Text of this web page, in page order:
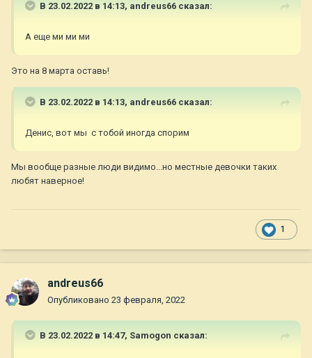
В 23.02.2022 в 14:13, andreus66 сказал:
А еще ми ми ми
Это на 8 марта оставь!
В 23.02.2022 в 14:13, andreus66 сказал:
Денис, вот мы с тобой иногда спорим
Мы вообще разные люди видимо...но местные девочки таких
любят наверное!
1
andreus66
Опубликовано 23 февраля, 2022
В 23.02.2022 в 14:47, Samogon сказал: